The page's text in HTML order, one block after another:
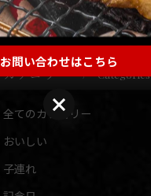
カテゴリー Categories
全てのカテゴリー
おいしい
子連れ
お問い合わせはこちら